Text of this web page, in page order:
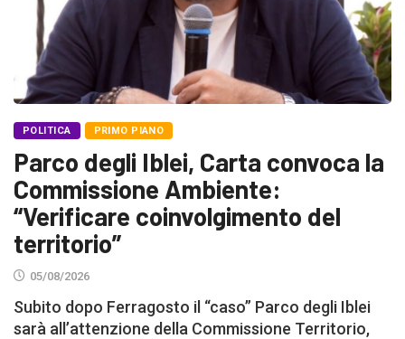
POLITICA PRIMO PIANO
Parco degli Iblei, Carta convoca la
Commissione Ambiente:
“Verificare coinvolgimento del
territorio”
05/08/2026
Subito dopo Ferragosto il “caso” Parco degli Iblei
sarà all’attenzione della Commissione Territorio,